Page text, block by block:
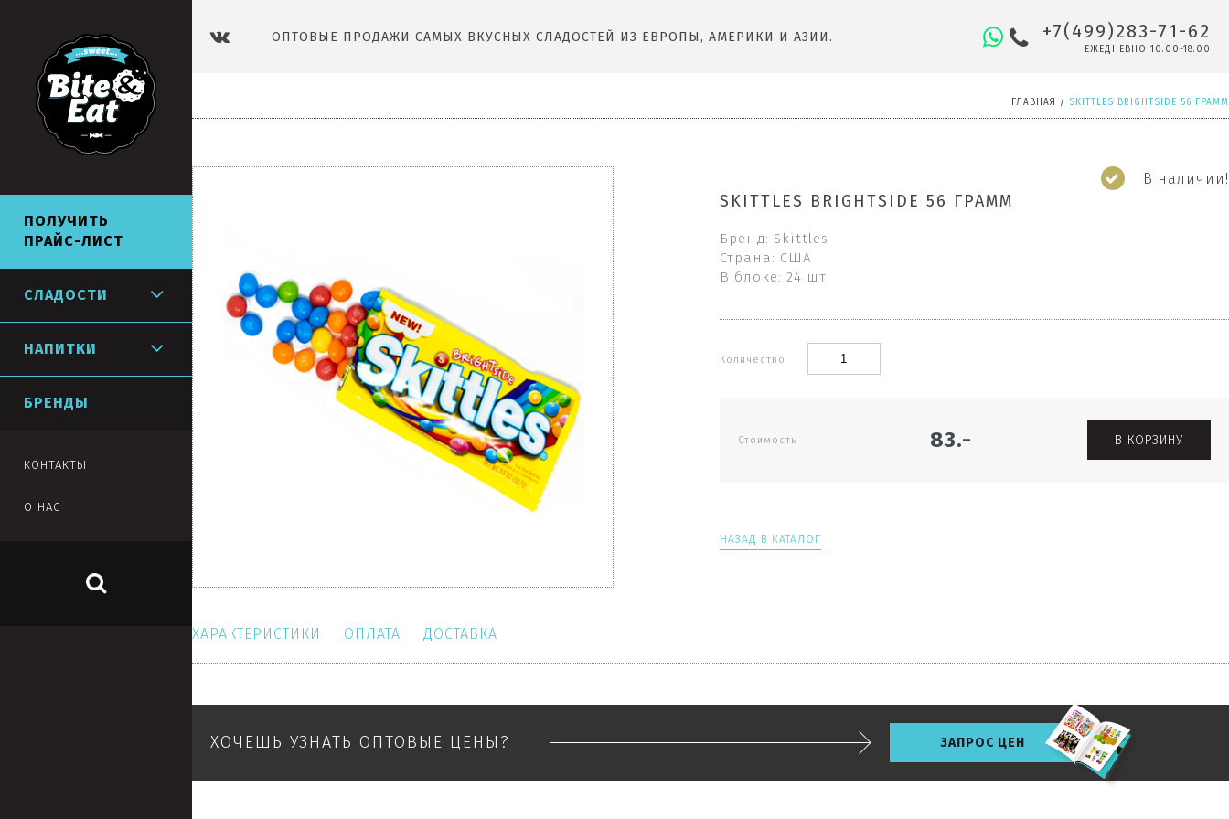
ОПТОВЫЕ ПРОДАЖИ САМЫХ ВКУСНЫХ СЛАДОСТЕЙ ИЗ ЕВРОПЫ, АМЕРИКИ И АЗИИ. +7(499)283-71-62
ЕЖЕДНЕВНО 10.00-18.00
ГЛАВНАЯ / SKITTLES BRIGHTSIDE 56 ГРАММ
В наличии!
SKITTLES BRIGHTSIDE 56 ГРАММ
Бренд: Skittles
Страна: США
В блоке: 24 шт
Количество
Стоимость 83.- В КОРЗИНУ
НАЗАД В КАТАЛОГ
ХАРАКТЕРИСТИКИ ОПЛАТА ДОСТАВКА
ХОЧЕШЬ УЗНАТЬ ОПТОВЫЕ ЦЕНЫ? ЗАПРОС ЦЕН
ПОЛУЧИТЬ
ПРАЙС-ЛИСТ
СЛАДОСТИ
НАПИТКИ
БРЕНДЫ
КОНТАКТЫ
О НАС